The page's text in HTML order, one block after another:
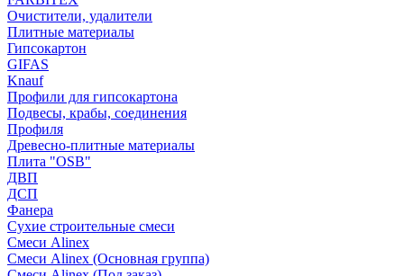
Очистители, удалители
Плитные материалы
Гипсокартон
GIFAS
Knauf
Профили для гипсокартона
Подвесы, крабы, соединения
Профиля
Древесно-плитные материалы
Плита "OSB"
ДВП
ДСП
Фанера
Сухие строительные смеси
Смеси Alinex
Смеси Alinex (Основная группа)